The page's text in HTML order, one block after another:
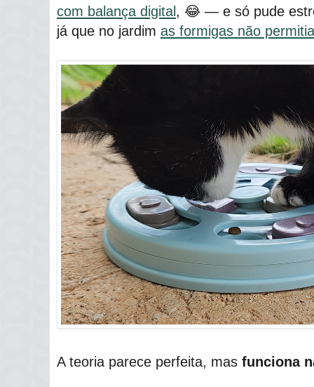
com balança digital, 😂 ― e só pude
já que no jardim as formigas não
A teoria parece perfeita, mas funciona